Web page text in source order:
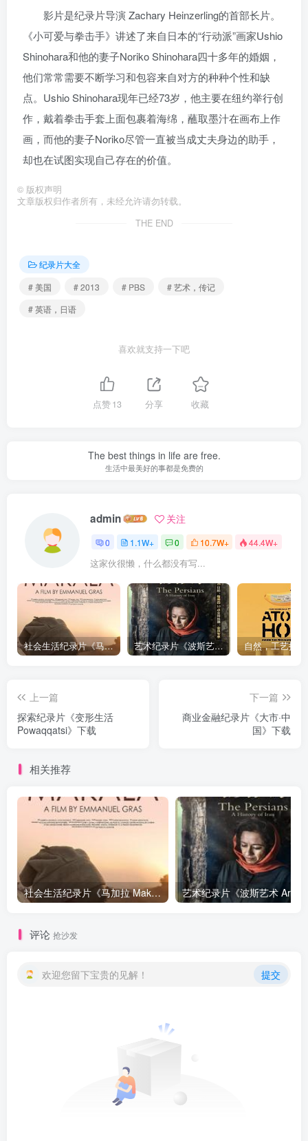
影片是纪录片导演 Zachary Heinzerling的首部长片。
《小可爱与拳击手》讲述了来自日本的“行动派”画家Ushio
Shinohara和他的妻子Noriko Shinohara四十多年的婚姻，
他们常常需要不断学习和包容来自对方的种种个性和缺
点。Ushio Shinohara现年已经73岁，他主要在纽约举行创
作，戴着拳击手套上面包裹着海绵，蘸取墨汁在画布上作
画，而他的妻子Noriko尽管一直被当成丈夫身边的助手，
却也在试图实现自己存在的价值。
© 版权声明
文章版权归作者所有，未经允许请勿转载。
THE END
纪录片大全
# 美国
# 2013 # PBS
# 艺术，传记
# 英语，日语
喜欢就支持一下吧
点赞13 分享 收藏
The best things in life are free.
生活中最美好的事都是免费的
admin 关注
0 1.1W+ 0 10.7W+ 44.4W+
这家伙很懒，什么都没有写...
社会生活纪录片《马加拉 Makala》下载 艺术纪录片《波斯艺术 Art of Persia》下载
上一篇
探索纪录片《变形生活
Powaqqatsi》下载
下一篇
商业金融纪录片《大市·中
国》下载
相关推荐
社会生活纪录片《马加拉 Makala》下载
评论 抢沙发
欢迎您留下宝贵的见解！ 提交